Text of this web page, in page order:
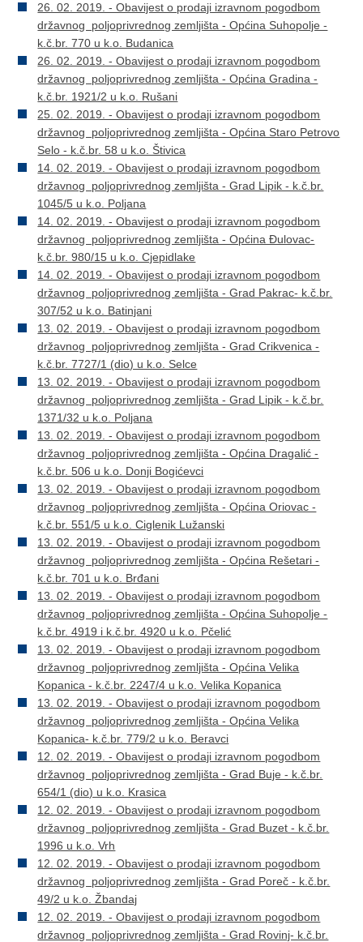
26. 02. 2019. - Obavijest o prodaji izravnom pogodbom
državnog poljoprivrednog zemljišta - Općina Suhopolje -
k.č.br. 770 u k.o. Budanica
26. 02. 2019. - Obavijest o prodaji izravnom pogodbom
državnog poljoprivrednog zemljišta - Općina Gradina -
k.č.br. 1921/2 u k.o. Rušani
25. 02. 2019. - Obavijest o prodaji izravnom pogodbom
državnog poljoprivrednog zemljišta - Općina Staro Petrovo
Selo - k.č.br. 58 u k.o. Štivica
14. 02. 2019. - Obavijest o prodaji izravnom pogodbom
državnog poljoprivrednog zemljišta - Grad Lipik - k.č.br.
1045/5 u k.o. Poljana
14. 02. 2019. - Obavijest o prodaji izravnom pogodbom
državnog poljoprivrednog zemljišta - Općina Đulovac-
k.č.br. 980/15 u k.o. Cjepidlake
14. 02. 2019. - Obavijest o prodaji izravnom pogodbom
državnog poljoprivrednog zemljišta - Grad Pakrac- k.č.br.
307/52 u k.o. Batinjani
13. 02. 2019. - Obavijest o prodaji izravnom pogodbom
državnog poljoprivrednog zemljišta - Grad Crikvenica -
k.č.br. 7727/1 (dio) u k.o. Selce
13. 02. 2019. - Obavijest o prodaji izravnom pogodbom
državnog poljoprivrednog zemljišta - Grad Lipik - k.č.br.
1371/32 u k.o. Poljana
13. 02. 2019. - Obavijest o prodaji izravnom pogodbom
državnog poljoprivrednog zemljišta - Općina Dragalić -
k.č.br. 506 u k.o. Donji Bogićevci
13. 02. 2019. - Obavijest o prodaji izravnom pogodbom
državnog poljoprivrednog zemljišta - Općina Oriovac -
k.č.br. 551/5 u k.o. Ciglenik Lužanski
13. 02. 2019. - Obavijest o prodaji izravnom pogodbom
državnog poljoprivrednog zemljišta - Općina Rešetari -
k.č.br. 701 u k.o. Brđani
13. 02. 2019. - Obavijest o prodaji izravnom pogodbom
državnog poljoprivrednog zemljišta - Općina Suhopolje -
k.č.br. 4919 i k.č.br. 4920 u k.o. Pčelić
13. 02. 2019. - Obavijest o prodaji izravnom pogodbom
državnog poljoprivrednog zemljišta - Općina Velika
Kopanica - k.č.br. 2247/4 u k.o. Velika Kopanica
13. 02. 2019. - Obavijest o prodaji izravnom pogodbom
državnog poljoprivrednog zemljišta - Općina Velika
Kopanica- k.č.br. 779/2 u k.o. Beravci
12. 02. 2019. - Obavijest o prodaji izravnom pogodbom
državnog poljoprivrednog zemljišta - Grad Buje - k.č.br.
654/1 (dio) u k.o. Krasica
12. 02. 2019. - Obavijest o prodaji izravnom pogodbom
državnog poljoprivrednog zemljišta - Grad Buzet - k.č.br.
1996 u k.o. Vrh
12. 02. 2019. - Obavijest o prodaji izravnom pogodbom
državnog poljoprivrednog zemljišta - Grad Poreč - k.č.br.
49/2 u k.o. Žbandaj
12. 02. 2019. - Obavijest o prodaji izravnom pogodbom
državnog poljoprivrednog zemljišta - Grad Rovinj- k.č.br.